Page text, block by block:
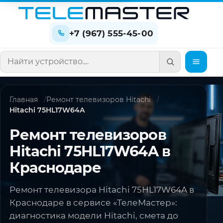
+7 (967) 555-45-00
Поиск по сайту
Главная
Ремонт телевизоров Hitachi
Hitachi 75HL17W64A
Ремонт телевизоров
Hitachi 75HL17W64A в
Краснодаре
Ремонт телевизора Hitachi 75HL17W64A в
Краснодаре в сервисе «ТелеМастер»:
диагностика модели Hitachi, смета до